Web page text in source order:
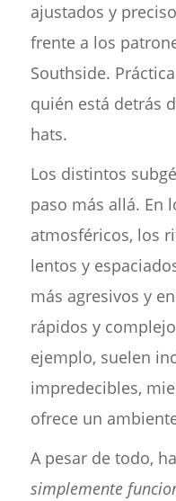
ajustados y
frente a los
Southside.
quién está detrás
hats.
Los distintos
paso más allá. En
atmosféricos, los
lentos y
más agresivos y
rápidos y
ejemplo, suelen
impredecibles,
ofrece un
A pesar de todo,
simplemente